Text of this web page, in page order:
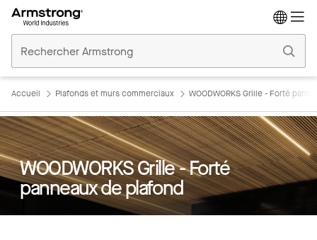
Plafonds
Commerciaux
Accueil Plafonds et murs commerciaux WOODWORKS Grille - Forté
WOODWORKS Grille - Forté
panneaux de plafond